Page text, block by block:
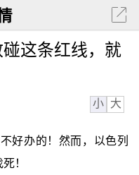
这条红线，就
小 大
好办的！然而，以色列
！